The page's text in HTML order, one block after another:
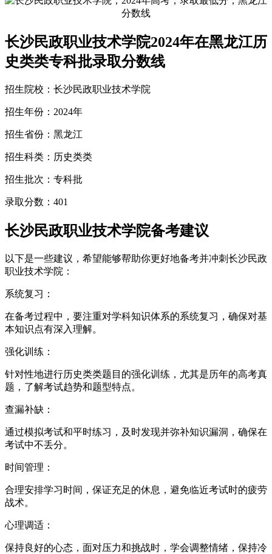
长沙民政职业技术学院2024年在黑龙江历
史类类专科批录取分数线
招生院校：长沙民政职业技术学院
招生年份：2024年
招生省份：黑龙江
招生科类：历史类类
招生批次：专科批
录取分数：401
长沙民政职业技术学院备考建议
以下是一些建议，希望能够帮助你更好地备考并冲刺长沙民政
职业技术学院：
系统复习：
在备考过程中，要注重对学科知识体系的系统复习，确保对基
本知识点有深入理解。
强化训练：
针对性地进行历史类类题目的强化训练，尤其是历年的高考真
题，了解考试趋势和题型特点。
查漏补缺：
通过模拟考试和平时练习，及时发现并弥补知识漏洞，确保在
考试中不丢分。
时间管理：
合理安排学习时间，保证充足的休息，避免临近考试时的疲劳
战术。
心理调适：
保持良好的心态，面对压力和挑战时，学会调整情绪，保持冷